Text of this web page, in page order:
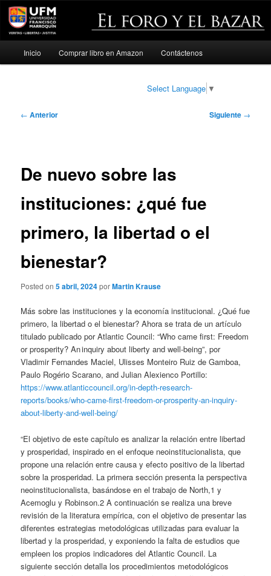
Ir
Inicio Comprar libro en Amazon Contáctenos
Select Language ▼
Navegación
← Anterior Siguiente →
De nuevo sobre las
instituciones: ¿qué fue
primero, la libertad o el
bienestar?
Posted on5 abril, 2024porMartin Krause
Más sobre las instituciones y la economía institucional. ¿Qué fue
primero, la libertad o el bienestar? Ahora se trata de un artículo
titulado publicado por Atlantic Council: “Who came first: Freedom
or prosperity? An inquiry about liberty and well-being”, por
Vladimir Fernandes Maciel, Ulisses Monteiro Ruiz de Gamboa,
Paulo Rogério Scarano, and Julian Alexienco Portillo:
https://www.atlanticcouncil.org/in-depth-research-
reports/books/who-came-first-freedom-or-prosperity-an-inquiry-
about-liberty-and-well-being/
“El objetivo de este capítulo es analizar la relación entre libertad
y prosperidad, inspirado en el enfoque neoinstitucionalista, que
propone una relación entre causa y efecto positivo de la libertad
sobre la prosperidad. La primera sección presenta la perspectiva
neoinstitucionalista, basándose en el trabajo de North,1 y
Acemoglu y Robinson.2 A continuación se realiza una breve
revisión de la literatura empírica, con el objetivo de presentar las
diferentes estrategias metodológicas utilizadas para evaluar la
libertad y la prosperidad, y exponiendo la falta de estudios que
empleen los propios indicadores del Atlantic Council. La
siguiente sección detalla los procedimientos metodológicos